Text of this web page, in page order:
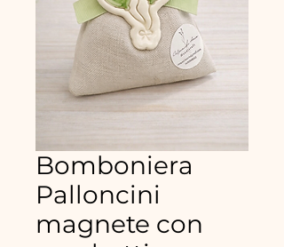
Bomboniera
Palloncini
magnete con